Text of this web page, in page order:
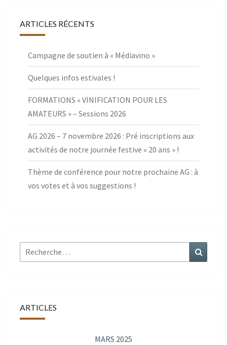
ARTICLES RÉCENTS
Campagne de soutien à « Médiavino »
Quelques infos estivales !
FORMATIONS « VINIFICATION POUR LES
AMATEURS » – Sessions 2026
AG 2026 – 7 novembre 2026 : Pré inscriptions aux
activités de notre journée festive « 20 ans » !
Thème de conférence pour notre prochaine AG : à
vos votes et à vos suggestions !
Rechercher :
ARTICLES
MARS 2025